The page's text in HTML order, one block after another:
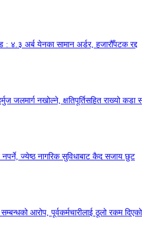
४.३ अर्ब येनका सामान अर्डर, हजारौँपटक रद्द
जलमार्ग नखोल्ने, क्षतिपूर्तिसहित राख्यो कडा
नपर्ने, ज्येष्ठ नागरिक सुविधाबाट कैद सजाय छुट
आरोप, पूर्वकर्मचारीलाई ठूलो रकम दिएको